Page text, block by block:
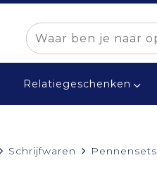
Relatiegeschenken
Schrijfwaren Pennensets